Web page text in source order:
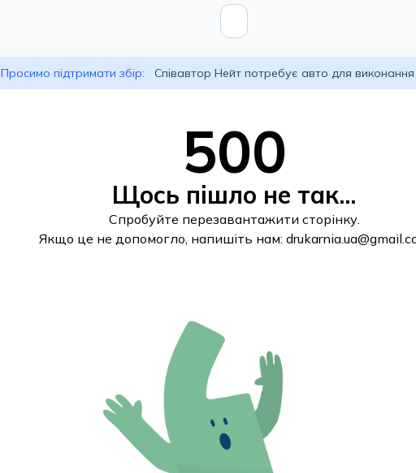
Просимо підтримати збір: Співавтор Нейт потребує авто для
500
Щось пішло не так...
Спробуйте перезавантажити сторінку.
Якщо це не допомогло, напишіть нам: